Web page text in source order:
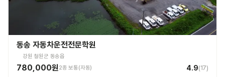
동송 자동차운전전문학원
강원 철원군 동송읍
780,000원2종 보통(자동) 4.9(17)